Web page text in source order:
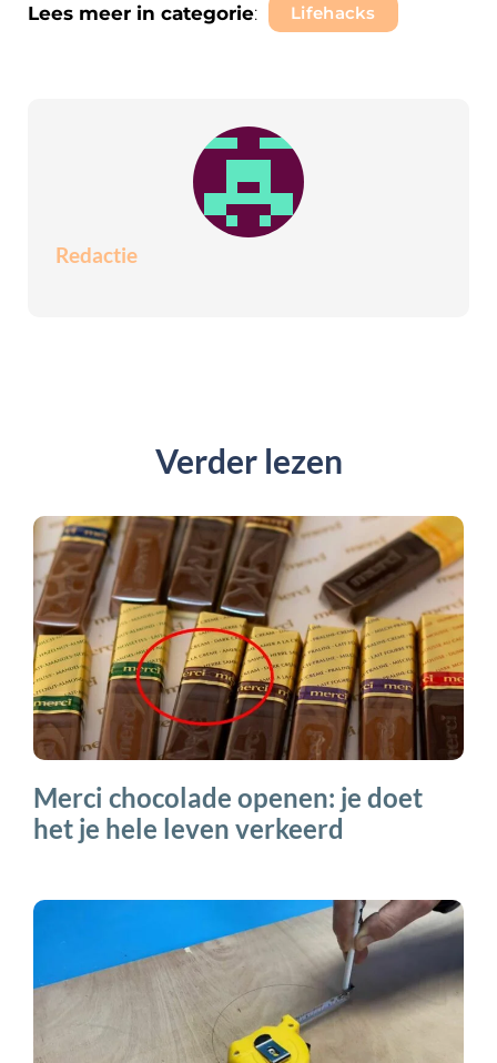
Lees meer in categorie: Lifehacks
Redactie
Verder lezen
Merci chocolade openen: je doet
het je hele leven verkeerd